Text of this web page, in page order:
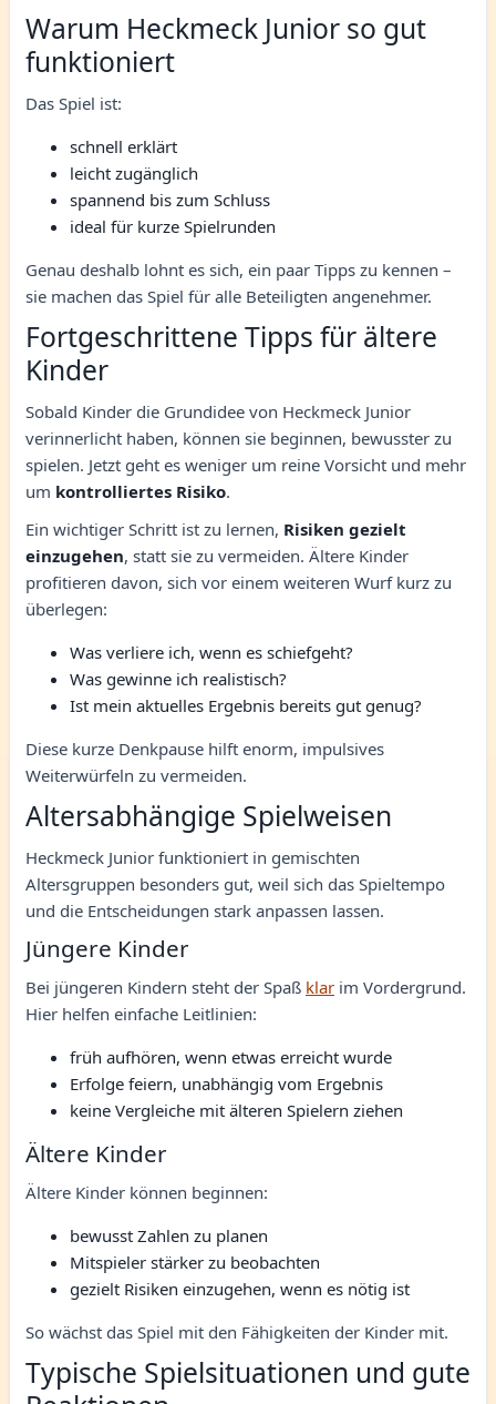
Warum Heckmeck Junior so gut
funktioniert
Das Spiel ist:
schnell erklärt
leicht zugänglich
spannend bis zum Schluss
ideal für kurze Spielrunden
Genau deshalb lohnt es sich, ein paar Tipps zu kennen –
sie machen das Spiel für alle Beteiligten angenehmer.
Fortgeschrittene Tipps für ältere
Kinder
Sobald Kinder die Grundidee von Heckmeck Junior
verinnerlicht haben, können sie beginnen, bewusster zu
spielen. Jetzt geht es weniger um reine Vorsicht und mehr
um kontrolliertes Risiko.
Ein wichtiger Schritt ist zu lernen, Risiken gezielt
einzugehen, statt sie zu vermeiden. Ältere Kinder
profitieren davon, sich vor einem weiteren Wurf kurz zu
überlegen:
Was verliere ich, wenn es schiefgeht?
Was gewinne ich realistisch?
Ist mein aktuelles Ergebnis bereits gut genug?
Diese kurze Denkpause hilft enorm, impulsives
Weiterwürfeln zu vermeiden.
Altersabhängige Spielweisen
Heckmeck Junior funktioniert in gemischten
Altersgruppen besonders gut, weil sich das Spieltempo
und die Entscheidungen stark anpassen lassen.
Jüngere Kinder
Bei jüngeren Kindern steht der Spaß klar im Vordergrund.
Hier helfen einfache Leitlinien:
früh aufhören, wenn etwas erreicht wurde
Erfolge feiern, unabhängig vom Ergebnis
keine Vergleiche mit älteren Spielern ziehen
Ältere Kinder
Ältere Kinder können beginnen:
bewusst Zahlen zu planen
Mitspieler stärker zu beobachten
gezielt Risiken einzugehen, wenn es nötig ist
So wächst das Spiel mit den Fähigkeiten der Kinder mit.
Typische Spielsituationen und gute